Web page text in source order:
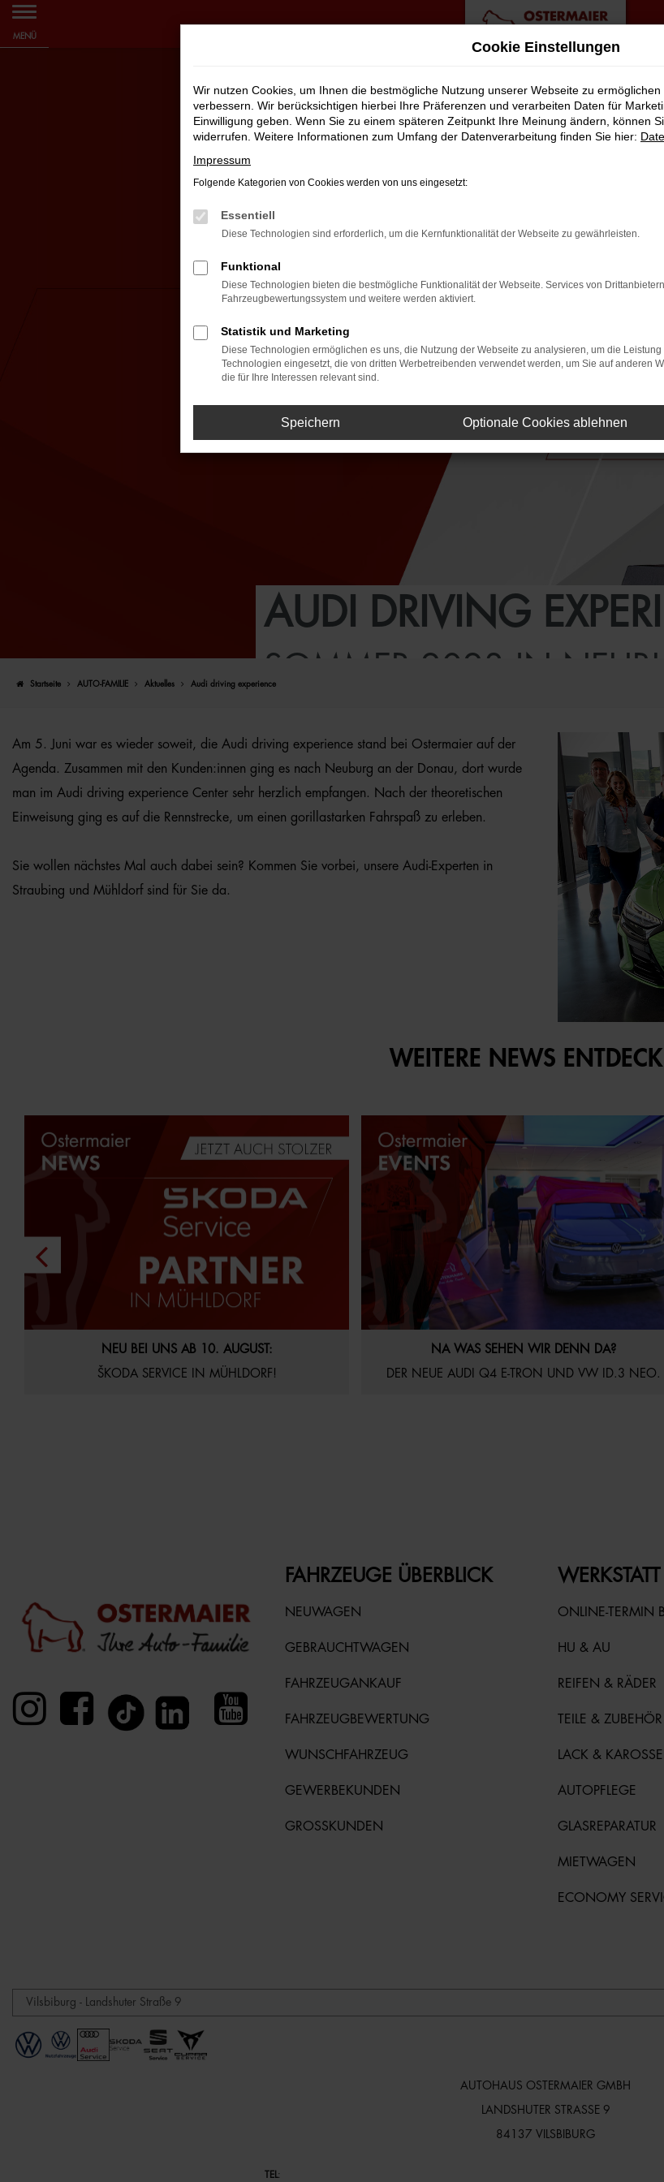
Hauptinhalt
MENÜ
AUDI DRIVING
SOMMER 2023 IN
Startseite AUTO-FAMILIE Aktuelles Audi driving experience
Am 5. Juni war es wieder soweit, die Audi driving experience stand bei Ostermaier auf der
Agenda. Zusammen mit den Kunden:innen ging es nach Neuburg an der Donau, dort wurde
man im Audi driving experience Center sehr herzlich empfangen. Nach der theoretischen
Einweisung ging es auf die Rennstrecke, um einen gorillastarken Fahrspaß zu erleben.
Sie wollen nächstes Mal auch dabei sein? Kommen Sie vorbei, unsere Audi-Experten in
Straubing und Mühldorf sind für Sie da.
WEITERE NEWS
Aktuelles Startseite
NEU BEI UNS AB 10. AUGUST:
ŠKODA SERVICE IN MÜHLDORF!
Aktuelles Startseite
NA WAS SEHEN WIR DENN DA?
DER NEUE AUDI Q4 E-TRON UND VW ID.3 NEO.
FAHRZEUGE ÜBERBLICK
NEUWAGEN
GEBRAUCHTWAGEN
FAHRZEUGANKAUF
FAHRZEUGBEWERTUNG
WUNSCHFAHRZEUG
GEWERBEKUNDEN
GROSSKUNDEN
ONLINE-TERMIN
HU & AU
REIFEN & RÄDER
TEILE & ZUBEHÖR
LACK &
AUTOPFLEGE
GLASREPARATUR
MIETWAGEN
ECONOMY
AUTOHAUS OSTERMAIER GMBH
LANDSHUTER STRASSE 9
84137 VILSBIBURG
TEL :
Cookie Einstellungen
Wir nutzen Cookies, um Ihnen die bestmögliche Nutzung unserer Webseite zu
verbessern. Wir berücksichtigen hierbei Ihre Präferenzen und verarbeiten Daten für
Einwilligung geben. Wenn Sie zu einem späteren Zeitpunkt Ihre Meinung ändern, können
widerrufen. Weitere Informationen zum Umfang der Datenverarbeitung finden Sie hier:
Impressum
Folgende Kategorien von Cookies werden von uns eingesetzt:
Essentiell
Diese Technologien sind erforderlich, um die Kernfunktionalität der Webseite zu gewährleisten.
Funktional
Diese Technologien bieten die bestmögliche Funktionalität der Webseite. Services von
Fahrzeugbewertungssystem und weitere werden aktiviert.
Statistik und Marketing
Diese Technologien ermöglichen es uns, die Nutzung der Webseite zu analysieren, um die
Technologien eingesetzt, die von dritten Werbetreibenden verwendet werden, um Sie auf anderen
die für Ihre Interessen relevant sind.
Speichern Optionale Cookies ablehnen